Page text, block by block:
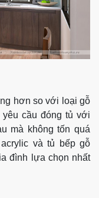
hơn so với loại gỗ
cầu đóng tủ với
mà không tốn quá
và tủ bếp gỗ
đình lựa chọn nhất